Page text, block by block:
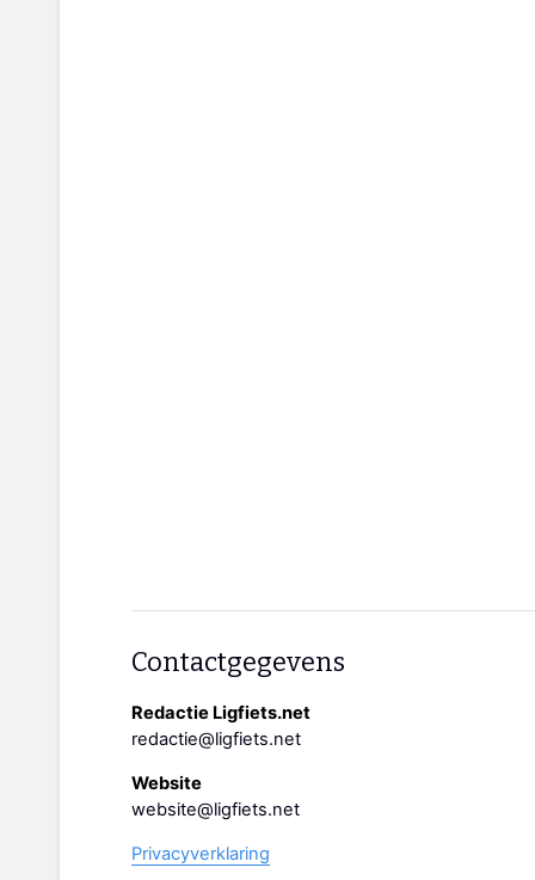
Contactgegevens
Redactie Ligfiets.net
redactie@ligfiets.net
Website
website@ligfiets.net
Privacyverklaring